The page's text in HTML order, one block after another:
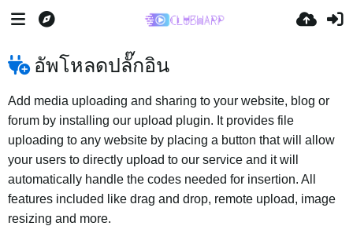
อัพโหลดปลั๊กอิน
Add media uploading and sharing to your website, blog or
forum by installing our upload plugin. It provides file
uploading to any website by placing a button that will allow
your users to directly upload to our service and it will
automatically handle the codes needed for insertion. All
features included like drag and drop, remote upload, image
resizing and more.